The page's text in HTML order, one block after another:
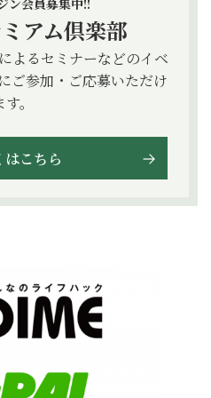
ン会員募集中!!
アム倶楽部
よるセミナーなどのイベ
ご参加・ご応募いただけ
す。
はこちら